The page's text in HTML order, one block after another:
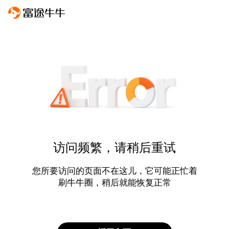
访问频繁，请稍后重试
您所要访问的页面不在这儿，它可能正忙着
刷牛牛圈，稍后就能恢复正常